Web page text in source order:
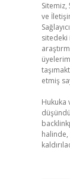
Sitemiz,
ve
etmiş
Hukuka